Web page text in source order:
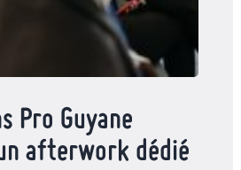
Pro Guyane
afterwork dédié